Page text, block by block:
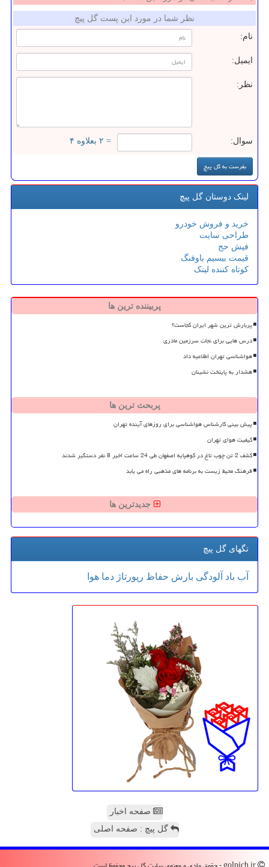
نظر شما در مورد این پست گل پیچ
نام:
ایمیل:
نظر:
سوال: = ۲ بعلاوه ۴
لینک دوستان گل پیچ
خرید و فروش خودرو
طراحی سایت
فیش حج
قیمت بیسیم باوفنگ
کوتاه کننده لینک
پربیننده ترین ها
پربارش ترین شهر ایران کجاست؟
درس هایی برای نجات سرزمین مادری
هواشناسی تهران اطلاعیه داد
هشدار به پایتخت نشینان
پربحث ترین ها
پیش بینی کارشناس هواشناسی برای روزهای آینده تهران
کیفیت هوای تهران
کشف 2 تن چوب تاغ در کوهپایه اصفهان طی 24 ساعت اخیر 8 نفر دستگیر شدند
فرهنگ محیط زیست به برنامه های مذهبی راه می یابد
جدیدترین ها
تگهای گل پیچ
آب باد آلودگی بارش حفاظ رپورتاژ دما هوا
صفحه اخبار
گل پیچ : صفحه اصلی